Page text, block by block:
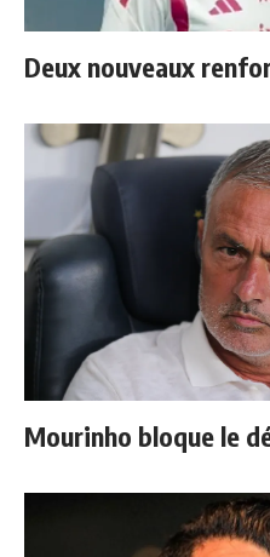
Deux nouveaux
Mourinho bloque le